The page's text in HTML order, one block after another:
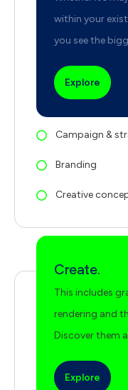
within your
you see the
Explore
Campaign &
Branding
Creative
Create.
This includes
rendering and
Discover them
Explore